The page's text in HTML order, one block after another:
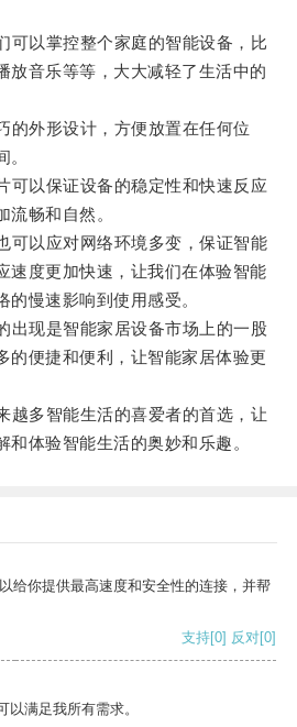
以掌控整个家庭的智能设备，比
放音乐等等，大大减轻了生活中的
外形设计，方便放置在任何位
以保证设备的稳定性和快速反应
流畅和自然。
以应对网络环境多变，保证智能
速度更加快速，让我们在体验智能
慢速影响到使用感受。
现是智能家居设备市场上的一股
的便捷和便利，让智能家居体验更
多智能生活的喜爱者的首选，让
和体验智能生活的奥妙和乐趣。
给你提供最高速度和安全性的连接，并帮
支持[0] 反对[0]
满足我所有需求。